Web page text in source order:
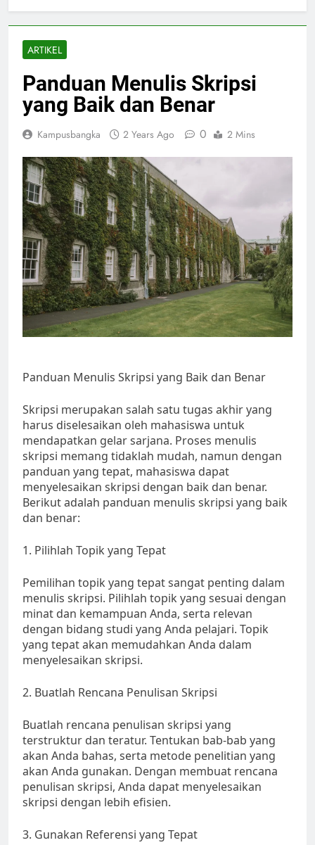
ARTIKEL
Panduan Menulis Skripsi
yang Baik dan Benar
Kampusbangka 2 Years Ago 0 2 Mins
Panduan Menulis Skripsi yang Baik dan Benar
Skripsi merupakan salah satu tugas akhir yang
harus diselesaikan oleh mahasiswa untuk
mendapatkan gelar sarjana. Proses menulis
skripsi memang tidaklah mudah, namun dengan
panduan yang tepat, mahasiswa dapat
menyelesaikan skripsi dengan baik dan benar.
Berikut adalah panduan menulis skripsi yang baik
dan benar:
1. Pilihlah Topik yang Tepat
Pemilihan topik yang tepat sangat penting dalam
menulis skripsi. Pilihlah topik yang sesuai dengan
minat dan kemampuan Anda, serta relevan
dengan bidang studi yang Anda pelajari. Topik
yang tepat akan memudahkan Anda dalam
menyelesaikan skripsi.
2. Buatlah Rencana Penulisan Skripsi
Buatlah rencana penulisan skripsi yang
terstruktur dan teratur. Tentukan bab-bab yang
akan Anda bahas, serta metode penelitian yang
akan Anda gunakan. Dengan membuat rencana
penulisan skripsi, Anda dapat menyelesaikan
skripsi dengan lebih efisien.
3. Gunakan Referensi yang Tepat